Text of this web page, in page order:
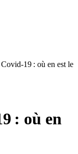
19 : où en est le
: où en